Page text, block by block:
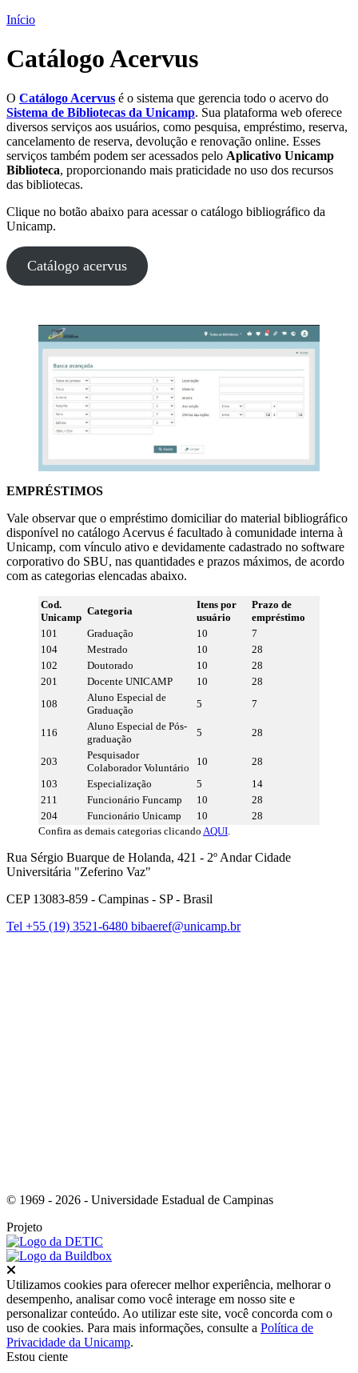
Início
Catálogo Acervus
O Catálogo Acervus é o sistema que gerencia todo o acervo do
Sistema de Bibliotecas da Unicamp. Sua plataforma web oferece
diversos serviços aos usuários, como pesquisa, empréstimo, reserva,
cancelamento de reserva, devolução e renovação online. Esses
serviços também podem ser acessados pelo Aplicativo Unicamp
Biblioteca, proporcionando mais praticidade no uso dos recursos
das bibliotecas.
Clique no botão abaixo para acessar o catálogo bibliográfico da
Unicamp.
Catálogo acervus
EMPRÉSTIMOS
Vale observar que o empréstimo domiciliar do material bibliográfico
disponível no catálogo Acervus é facultado à comunidade interna à
Unicamp, com vínculo ativo e devidamente cadastrado no software
corporativo do SBU, nas quantidades e prazos máximos, de acordo
com as categorias elencadas abaixo.
Cod.
Unicamp
Categoria
Itens por
usuário
Prazo de
empréstimo
101
Graduação 10
7
104
Mestrado 10
28
102
Doutorado 10
28
201
Docente UNICAMP 10
28
108
Aluno Especial de
Graduação
5 7
116
Aluno Especial de Pós-
graduação
5 28
203
Pesquisador
Colaborador Voluntário
10
28
103
Especialização 5
14
211
Funcionário Funcamp 10
28
204
Funcionário Unicamp 10
28
Confira as demais categorias clicando AQUI
Rua Sérgio Buarque de Holanda, 421 - 2º Andar Cidade
Universitária "Zeferino Vaz"
CEP 13083-859 - Campinas - SP - Brasil
Tel +55 (19) 3521-6480 bibaeref@unicamp.br
© 1969 - 2026 - Universidade Estadual de Campinas
Projeto
Utilizamos cookies para oferecer melhor experiência, melhorar o
desempenho, analisar como você interage em nosso site e
personalizar conteúdo. Ao utilizar este site, você concorda com o
uso de cookies. Para mais informações, consulte a Política de
Privacidade da Unicamp.
Estou ciente